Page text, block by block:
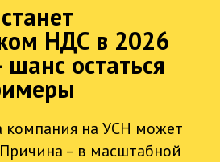
НДС в 2026
остаться
компания на УСН может
– в масштабной